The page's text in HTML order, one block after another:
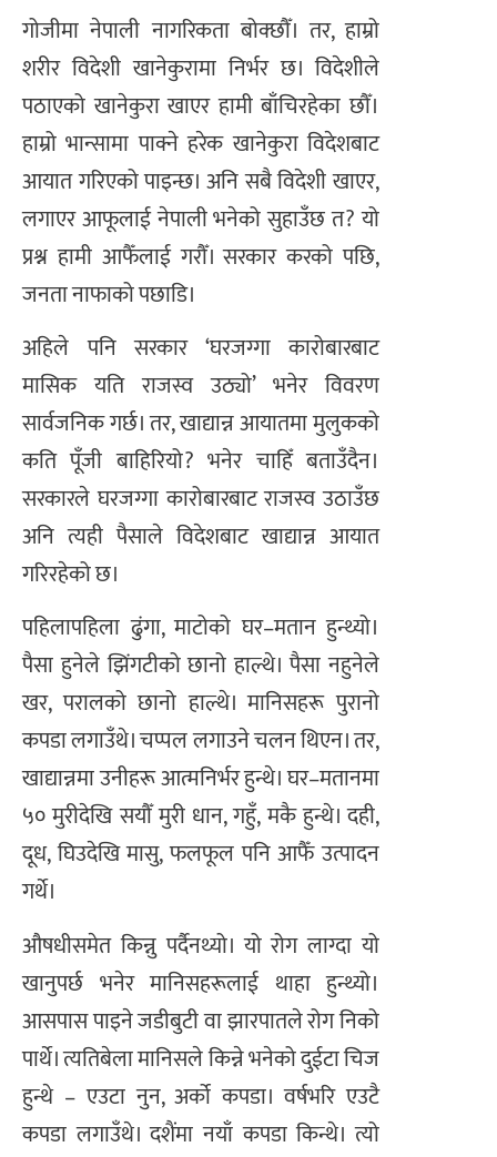
गोजीमा नेपाली नागरिकता बोक्छौँ। तर, हाम्रो
शरीर विदेशी खानेकुरामा निर्भर छ। विदेशीले
पठाएको खानेकुरा खाएर हामी बाँचिरहेका छौँ।
हाम्रो भान्सामा पाक्ने हरेक खानेकुरा विदेशबाट
आयात गरिएको पाइन्छ। अनि सबै विदेशी खाएर,
लगाएर आफूलाई नेपाली भनेको सुहाउँछ त? यो
प्रश्न हामी आफैँलाई गरौँ। सरकार करको पछि,
जनता नाफाको पछाडि।
अहिले पनि सरकार ‘घरजग्गा कारोबारबाट
मासिक यति राजस्व उठ्यो’ भनेर विवरण
सार्वजनिक गर्छ। तर, खाद्यान्न आयातमा मुलुकको
कति पूँजी बाहिरियो? भनेर चाहिँ बताउँदैन।
सरकारले घरजग्गा कारोबारबाट राजस्व उठाउँछ
अनि त्यही पैसाले विदेशबाट खाद्यान्न आयात
गरिरहेको छ।
पहिलापहिला ढुंगा, माटोको घर–मतान हुन्थ्यो।
पैसा हुनेले झिंगटीको छानो हाल्थे। पैसा नहुनेले
खर, परालको छानो हाल्थे। मानिसहरू पुरानो
कपडा लगाउँथे। चप्पल लगाउने चलन थिएन। तर,
खाद्यान्नमा उनीहरू आत्मनिर्भर हुन्थे। घर–मतानमा
५० मुरीदेखि सयौँ मुरी धान, गहुँ, मकै हुन्थे। दही,
दूध, घिउदेखि मासु, फलफूल पनि आफैँ उत्पादन
गर्थे।
औषधीसमेत किन्नु पर्दैनथ्यो। यो रोग लाग्दा यो
खानुपर्छ भनेर मानिसहरूलाई थाहा हुन्थ्यो।
आसपास पाइने जडीबुटी वा झारपातले रोग निको
पार्थे। त्यतिबेला मानिसले किन्ने भनेको दुईटा चिज
हुन्थे – एउटा नुन, अर्को कपडा। वर्षभरि एउटै
कपडा लगाउँथे। दशैंमा नयाँ कपडा किन्थे। त्यो